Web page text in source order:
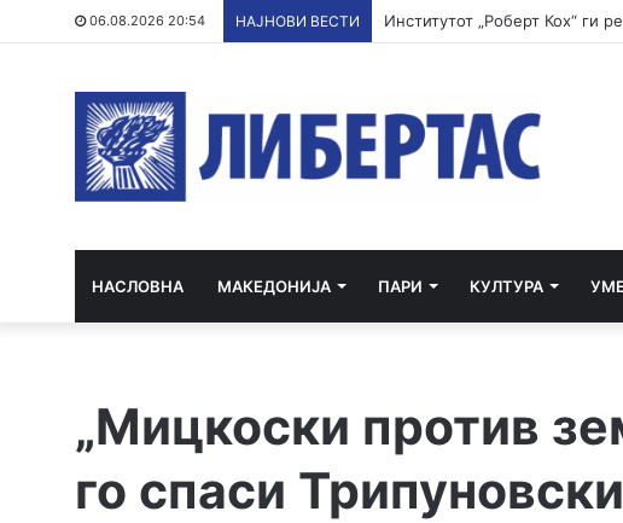
06.08.2026 20:54 НАЈНОВИ ВЕСТИ
НАСЛОВНА МАКЕДОНИЈА ПАРИ КУЛТУРА
„Мицкоски против
го спаси